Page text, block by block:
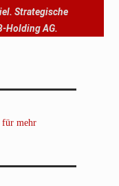
Strategische
Holding AG.
für mehr